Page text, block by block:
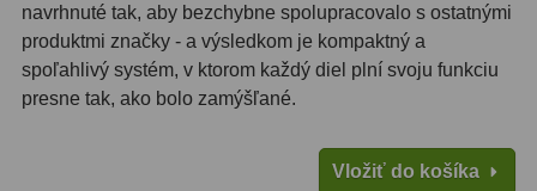
Filtry Block10
Filtry Clip 5
navrhnuté tak, aby bezchybne spolupracovalo s ostatnými
produktmi značky - a výsledkom je kompaktný a
spoľahlivý systém, v ktorom každý diel plní svoju funkciu
presne tak, ako bolo zamýšľané.
Vložiť do košíka